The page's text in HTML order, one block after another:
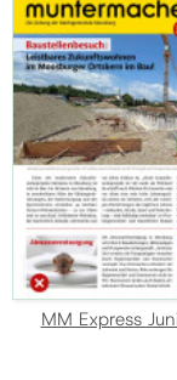
MM Express